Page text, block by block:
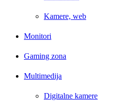
Kamere, web
Monitori
Gaming zona
Multimedija
Digitalne kamere